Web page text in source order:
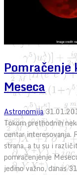
Pomračenje
Meseca
Astronomija
Tokom prethodnih
centar interesovanja.
strana, a tu su i
pomračenjenje
jedino važno, danas